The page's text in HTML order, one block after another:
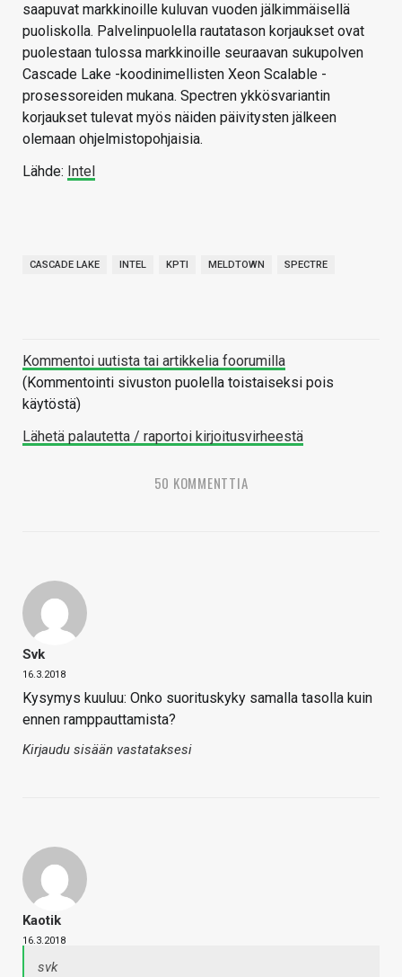
saapuvat markkinoille kuluvan vuoden jälkimmäisellä
puoliskolla. Palvelinpuolella rautatason korjaukset ovat
puolestaan tulossa markkinoille seuraavan sukupolven
Cascade Lake -koodinimellisten Xeon Scalable -
prosessoreiden mukana. Spectren ykkösvariantin
korjaukset tulevat myös näiden päivitysten jälkeen
olemaan ohjelmistopohjaisia.
Lähde: Intel
CASCADE LAKE INTEL KPTI MELDTOWN SPECTRE
Kommentoi uutista tai artikkelia foorumilla
(Kommentointi sivuston puolella toistaiseksi pois
käytöstä)
Lähetä palautetta / raportoi kirjoitusvirheestä
50 KOMMENTTIA
Svk
16.3.2018
Kysymys kuuluu: Onko suorituskyky samalla tasolla kuin
ennen ramppauttamista?
Kirjaudu sisään vastataksesi
Kaotik
16.3.2018
svk